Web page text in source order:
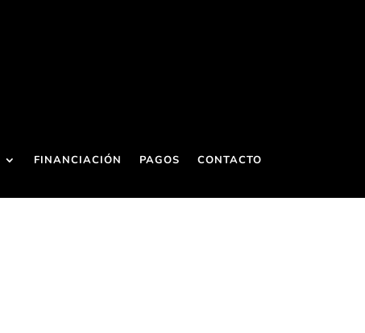
FINANCIACIÓN PAGOS CONTACTO